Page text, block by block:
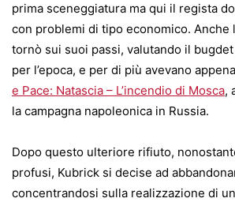
prima sceneggiatura ma qui il regista
con problemi di tipo economico. Anche
tornò sui suoi passi, valutando il
per l’epoca, e per di più avevano
e Pace: Natascia – L’incendio di Mosca,
la campagna napoleonica in Russia.
Dopo questo ulteriore rifiuto,
profusi, Kubrick si decise ad
concentrandosi sulla realizzazione di